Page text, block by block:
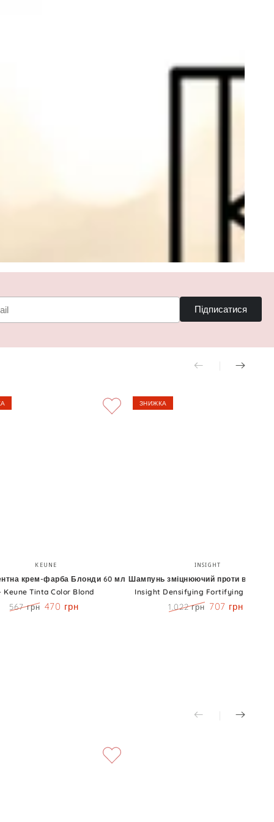
Підписатися
Бренд:
KEUNE
крем-фарба Блонди 60 мл
Keune Tinta Color Blond
567 грн 470 грн
зміцнюючий
проти
випадіння
Бренд:
INSIGHT
Шампунь зміцнюючий проти
Insight Densifying Fortifying
1.022 грн 707 грн
ЗНИЖКА